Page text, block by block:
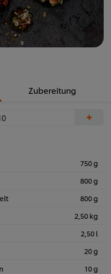
Zubereitung
+
750 g
800 g
800 g
2,50 kg
2,50 l
20 g
10 g